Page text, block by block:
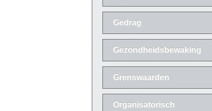
Gedrag
Gezondheidsbewaking
Grenswaarden
Organisatorisch